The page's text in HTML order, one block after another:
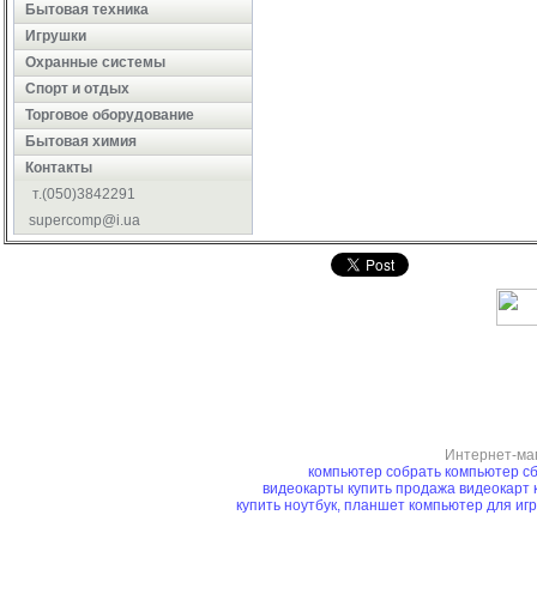
Бытовая техника
Игрушки
Охранные системы
Cпорт и отдых
Торговое оборудование
Бытовая химия
Контакты
т.(050)3842291
supercomp@i.ua
Интернет-
компьютер собрать компьютер
видеокарты купить продажа видеокарт
купить ноутбук, планшет компьютер для